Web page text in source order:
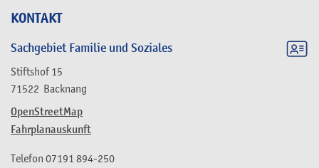
KONTAKT
Sachgebiet Familie und Soziales
Stiftshof 15
71522 Backnang
OpenStreetMap
Fahrplanauskunft
Telefon 07191 894-250